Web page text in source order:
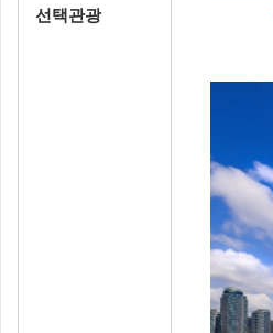
선택관광